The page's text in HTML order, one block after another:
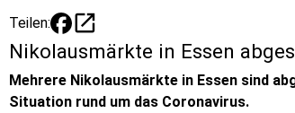
Teilen: open_in_new
Nikolausmärkte in Essen
Mehrere Nikolausmärkte in Essen sind
Situation rund um das Coronavirus.